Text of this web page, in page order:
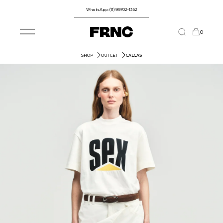
WhatsApp: (11) 99702-1352
0
SHOP OUTLET CALÇAS